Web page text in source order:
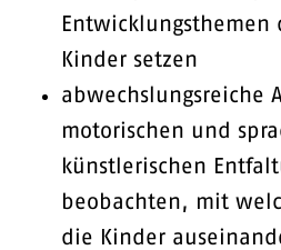
Entwicklungsthemen
Kinder setzen
abwechslungsreiche
motorischen und
künstlerischen
beobachten, mit
die Kinder